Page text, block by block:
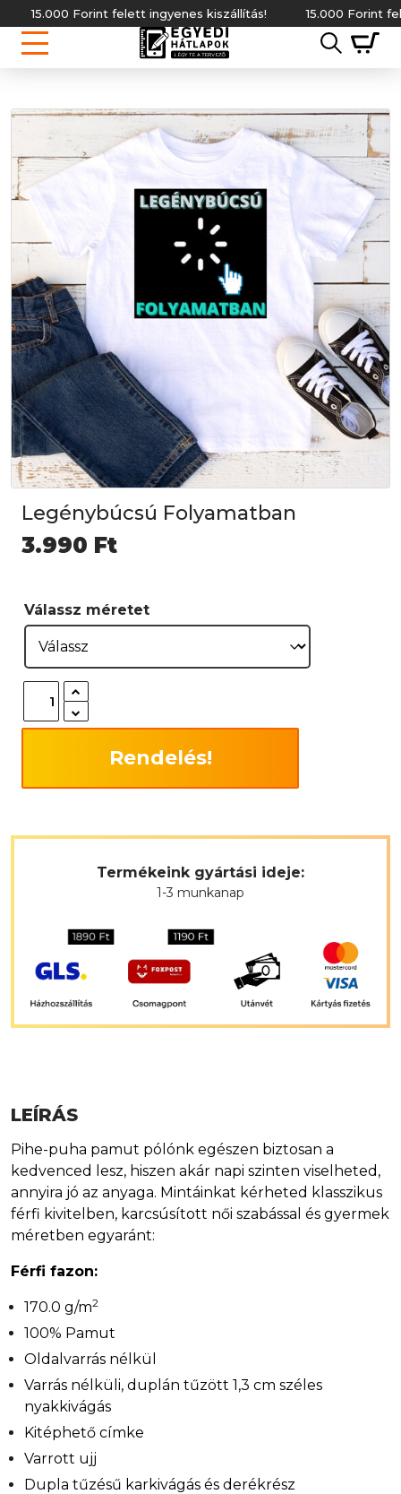
Forint felett ingyenes kiszállítás! 15.000 Forint felett
Legénybúcsú Folyamatban
3.990 Ft
Válassz méretet
Rendelés!
Termékeink gyártási ideje:
1-3 munkanap
LEÍRÁS
Pihe-puha pamut pólónk egészen biztosan a
kedvenced lesz, hiszen akár napi szinten viselheted,
annyira jó az anyaga. Mintáinkat kérheted klasszikus
férfi kivitelben, karcsúsított női szabással és gyermek
méretben egyaránt:
Férfi fazon:
170.0 g/m2
100% Pamut
Oldalvarrás nélkül
Varrás nélküli, duplán tűzött 1,3 cm széles
nyakkivágás
Kitéphető címke
Varrott ujj
Dupla tűzésű karkivágás és derékrész